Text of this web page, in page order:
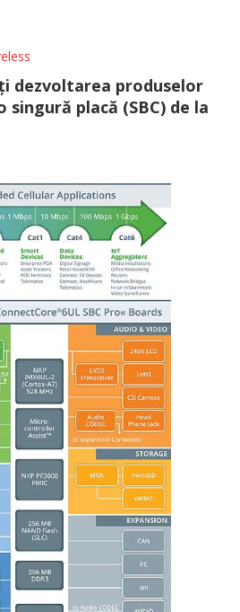
dezvoltarea produselor
singură placă (SBC) de la